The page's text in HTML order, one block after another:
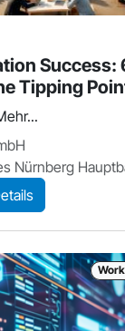
Success:
Tipping
Nürnberg